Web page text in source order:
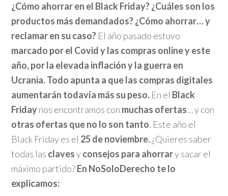
¿Cómo ahorrar en el Black Friday? ¿Cuáles son los
productos más demandados? ¿Cómo ahorrar… y
reclamar en su caso? El año pasado estuvo
marcado por el Covid y las compras online y este
año, por la elevada inflación y la guerra en
Ucrania. Todo apunta a que las compras digitales
aumentarán todavía más su peso. En el Black
Fridaynos encontramos con muchas ofertas… y con
otras ofertas que no lo son tanto. Este año el
Black Friday es el 25 de noviembre.¿Quieres saber
todas las clavesyconsejos para ahorrary sacar el
máximo partido?En NoSoloDerecho te lo
explicamos: